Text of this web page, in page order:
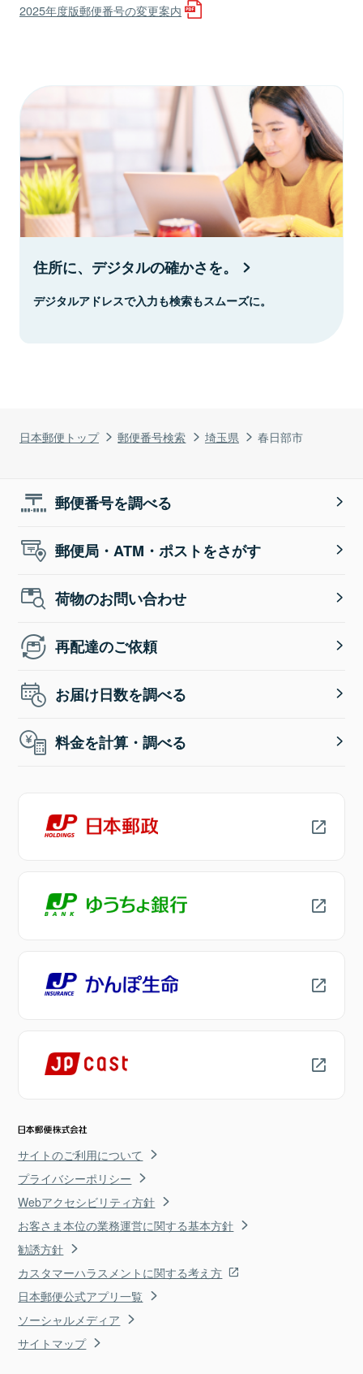
日本郵便トップ 郵便番号検索 埼玉県 春日部市
2025年度版郵便番号の変更案内
住所に、デジタルの確かさを。
デジタルアドレスで入力も検索もスムーズに。
郵便番号を調べる
郵便局・ATM・ポストをさがす
荷物のお問い合わせ
再配達のご依頼
お届け日数を調べる
料金を計算・調べる
サイトのご利用について
プライバシーポリシー
Webアクセシビリティ方針
お客さま本位の業務運営に関する基本方針
勧誘方針
カスタマーハラスメントに関する考え方
日本郵便公式アプリ一覧
ソーシャルメディア
サイトマップ